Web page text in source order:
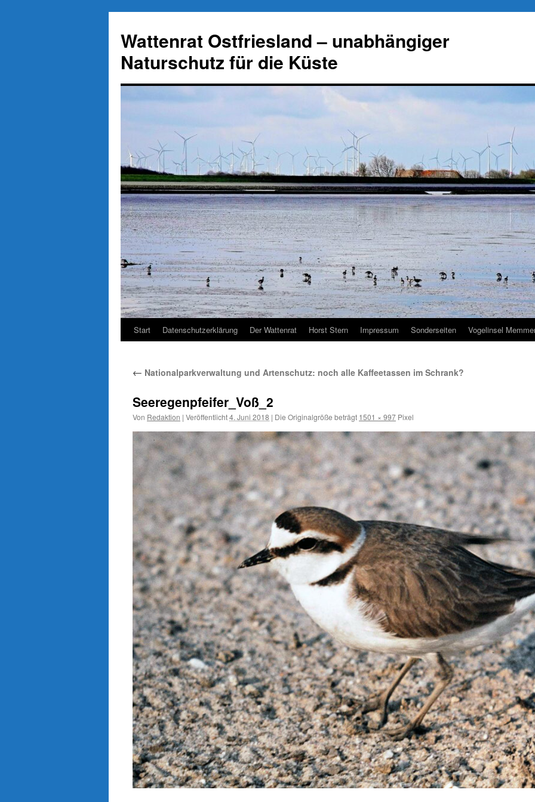
springen
Wattenrat Ostfriesland – unabhängiger
Naturschutz für die Küste
Start Datenschutzerklärung Der Wattenrat Horst Stern Impressum Sonderseiten Vogelinsel
← Nationalparkverwaltung und Artenschutz: noch alle Kaffeetassen im Schrank?
Seeregenpfeifer_Voß_2
Von Redaktion | Veröffentlicht4. Juni 2018 | Die Originalgröße beträgt 1501 × 997 Pixel